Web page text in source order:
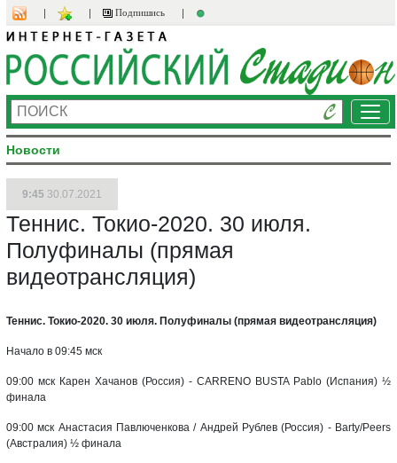
Подпишись
Новости
9:45 30.07.2021
Теннис. Токио-2020. 30 июля.
Полуфиналы (прямая
видеотрансляция)
Теннис. Токио-2020. 30 июля. Полуфиналы (прямая видеотрансляция)
Начало в 09:45 мск
09:00 мск Карен Хачанов (Россия) - CARRENO BUSTA Pablo (Испания) ½
финала
09:00 мск Анастасия Павлюченкова / Андрей Рублев (Россия) - Barty/Peers
(Австралия) ½ финала